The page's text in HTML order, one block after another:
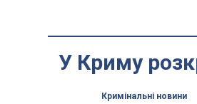
У Криму
Кримінальні новини